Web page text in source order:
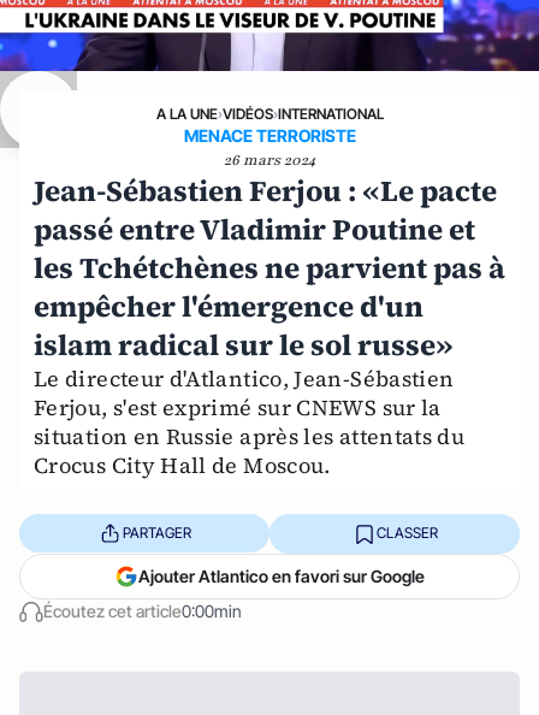
A LA UNE›VIDÉOS›INTERNATIONAL
MENACE TERRORISTE
26 mars 2024
Jean-Sébastien Ferjou : «Le pacte
passé entre Vladimir Poutine et
les Tchétchènes ne parvient pas à
empêcher l'émergence d'un
islam radical sur le sol russe»
Le directeur d'Atlantico, Jean-Sébastien
Ferjou, s'est exprimé sur CNEWS sur la
situation en Russie après les attentats du
Crocus City Hall de Moscou.
Écoutez cet article0:00min
PARTAGER CLASSER
Ajouter Atlantico en favori sur Google